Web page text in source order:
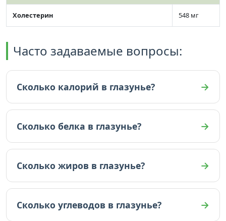
Холестерин 548 мг
Часто задаваемые вопросы:
Сколько калорий в глазунье?
В глазунье 243 ккал (на 100г).
Сколько белка в глазунье?
В глазунье 12.9 граммов белка (на 100г).
Сколько жиров в глазунье?
В глазунье 20.9 граммов жиров (на 100г).
Сколько углеводов в глазунье?